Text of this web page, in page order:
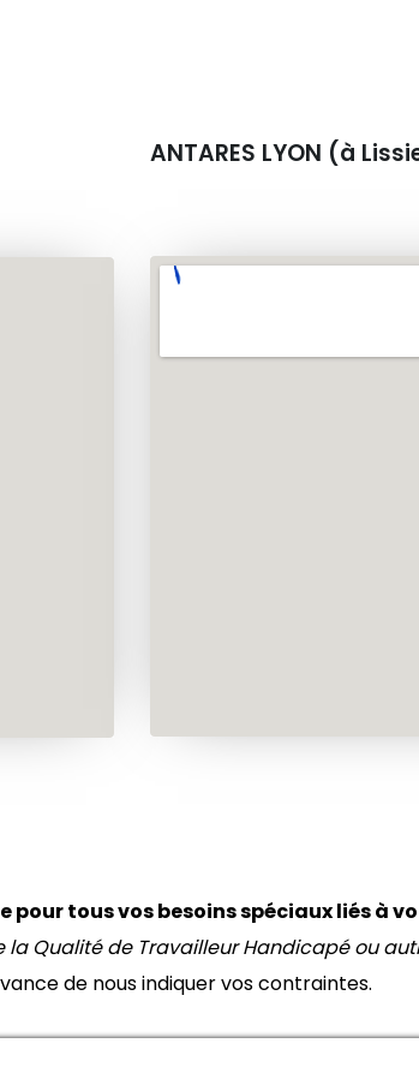
ANTARES LYON (à
pour tous vos besoins spéciaux liés à
la Qualité de Travailleur Handicapé ou
de nous indiquer vos contraintes.